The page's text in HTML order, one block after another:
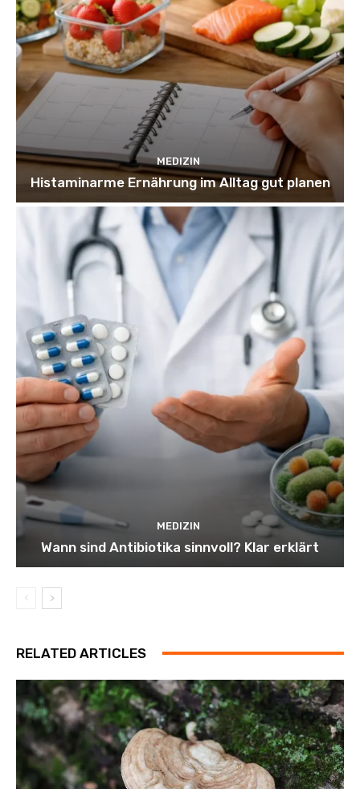
MEDIZIN
Histaminarme Ernährung im Alltag gut planen
MEDIZIN
Wann sind Antibiotika sinnvoll? Klar erklärt
RELATED ARTICLES